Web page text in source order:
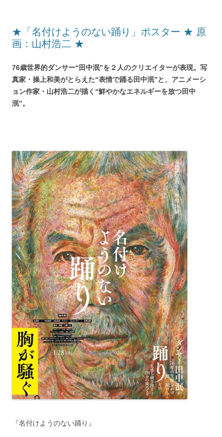
★「名付けようのない踊り」ポスター ★ 原
画：山村浩二 ★
76歳世界的ダンサー“田中泯”を２人のクリエイターが表現。写
真家・操上和美がとらえた“表情で踊る田中泯”と、アニメーシ
ョン作家・山村浩二が描く“鮮やかなエネルギーを放つ田中
泯”。
『名付けようのない踊り』